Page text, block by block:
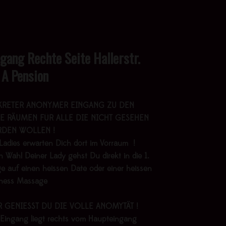
Rechte Seite Hallerstr.
Pension
ANONYMER EINGANG ZU DEN
RÄUMEN FÜR ALLE DIE NICHT GESEHEN
WOLLEN !
erwarten Dich dort im Vorraum !
Wahl Deiner Lady gehst Du direkt in die 1.
auf einen heissen Date oder einer heissen
Massage
GENIESST DU DIE VOLLE ANOMYTÄT !
liegt rechts vom Haupteingang